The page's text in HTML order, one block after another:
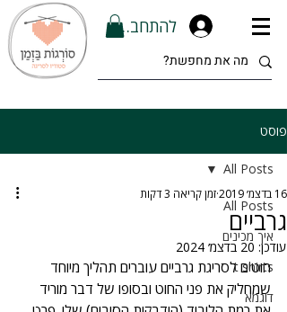
להתחברות
פוסט
All Posts
איך מכינים
t shirts
דוגמא
All Posts
גרביים
16 בדצמ׳ 2019 זמן קריאה 3 דקות
עודכן: 20 בדצמ׳ 2024
חוטים לסריגת גרביים עוברים תהליך מיוחד
שמחליק את פני החוט ובסופו של דבר מוריד